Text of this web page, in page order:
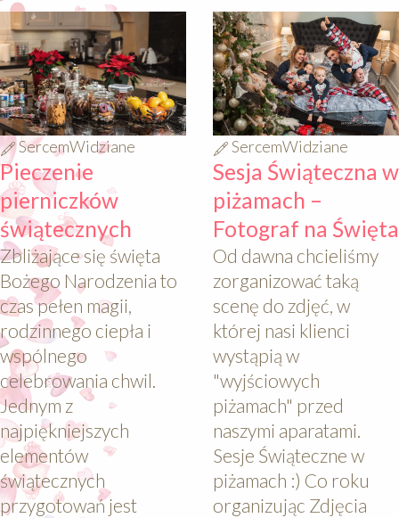
640
SercemWidziane
Pieczenie
pierniczków
świątecznych
Zbliżające się święta
Bożego Narodzenia to
czas pełen magii,
rodzinnego ciepła i
wspólnego
celebrowania chwil.
Jednym z
najpiękniejszych
elementów
świątecznych
przygotowań jest
640
SercemWidziane
Sesja Świąteczna w
piżamach –
Fotograf na Święta
Od dawna chcieliśmy
zorganizować taką
scenę do zdjęć, w
której nasi klienci
wystąpią w
"wyjściowych
piżamach" przed
naszymi aparatami.
Sesje Świąteczne w
piżamach :) Co roku
organizując Zdjęcia